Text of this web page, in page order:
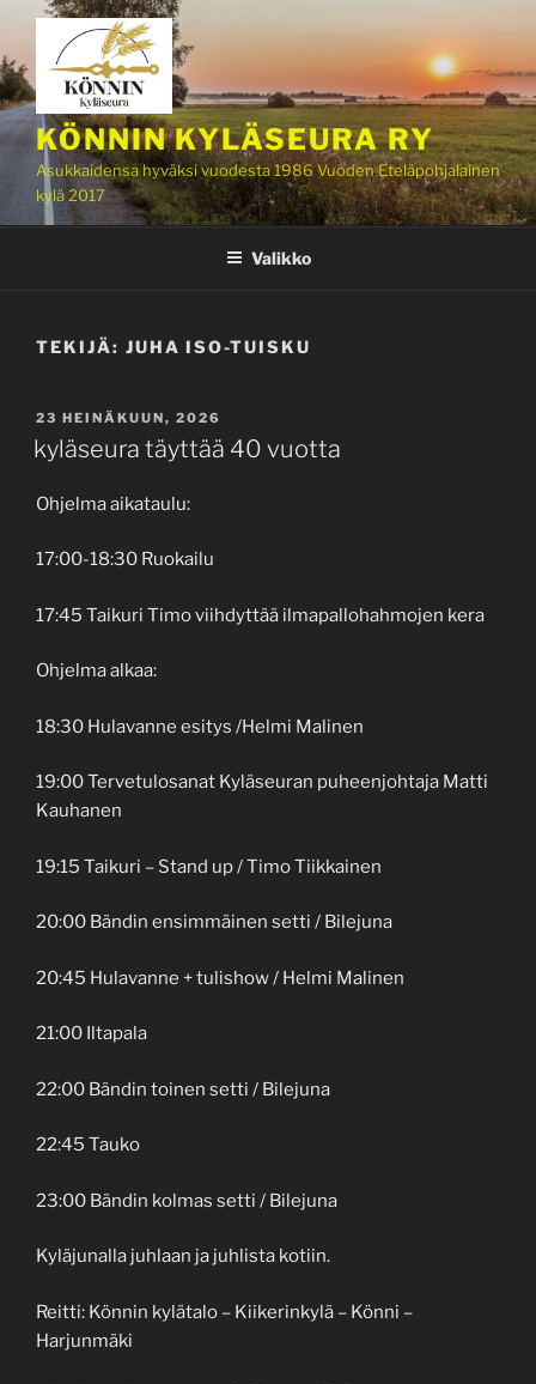
Siirry
sisältöön
KÖNNIN KYLÄSEURA RY
Asukkaidensa hyväksi vuodesta 1986 Vuoden Eteläpohjalainen
kylä 2017
Valikko
TEKIJÄ: JUHA ISO-TUISKU
JULKAISTU
23 HEINÄKUUN, 2026
kyläseura täyttää 40 vuotta
Ohjelma aikataulu:
17:00-18:30 Ruokailu
17:45 Taikuri Timo viihdyttää ilmapallohahmojen kera
Ohjelma alkaa:
18:30 Hulavanne esitys /Helmi Malinen
19:00 Tervetulosanat Kyläseuran puheenjohtaja Matti
Kauhanen
19:15 Taikuri – Stand up / Timo Tiikkainen
20:00 Bändin ensimmäinen setti / Bilejuna
20:45 Hulavanne + tulishow / Helmi Malinen
21:00 Iltapala
22:00 Bändin toinen setti / Bilejuna
22:45 Tauko
23:00 Bändin kolmas setti / Bilejuna
Kyläjunalla juhlaan ja juhlista kotiin.
Reitti: Könnin kylätalo – Kiikerinkylä – Könni –
Harjunmäki